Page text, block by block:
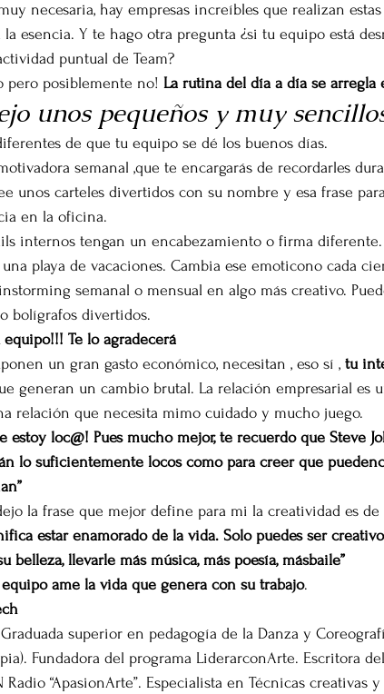
necesaria, hay empresas increíbles que realizan
esencia. Y te hago otra pregunta ¿si tu equipo está
puntual de Team?
pero posiblemente no! La rutina del día a día se arregla
unos pequeños y muy
de que tu equipo se dé los buenos días.
semanal ,que te encargarás de recordarles
unos carteles divertidos con su nombre y esa frase
en la oficina.
internos tengan un encabezamiento o firma
playa de vacaciones. Cambia ese emoticono cada
semanal o mensual en algo más creativo.
bolígrafos divertidos.
equipo!!! Te lo agradecerá
un gran gasto económico, necesitan , eso sí , tu
generan un cambio brutal. La relación empresarial es
relación que necesita mimo cuidado y mucho juego.
estoy loc@! Pues mucho mejor, te recuerdo que Steve
lo suficientemente locos como para creer que pueden
la frase que mejor define para mi la creatividad es
estar enamorado de la vida. Solo puedes ser
belleza, llevarle más música, más poesía, másbaile”
ame la vida que genera con su trabajo.
superior en pedagogía de la Danza y
Fundadora del programa LiderarconArte. Escritora del
Radio “ApasionArte”. Especialista en Técnicas creativas